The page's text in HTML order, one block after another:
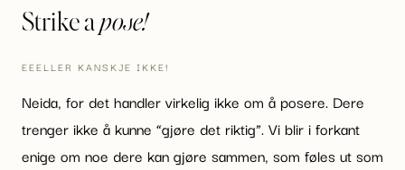
Strike apose!
EEELLER KANSKJE IKKE!
Neida, for det handler virkelig ikke om å posere. Dere
trenger ikke å kunne “gjøre det riktig”. Vi blir i forkant
enige om noe dere kan gjøre sammen, som føles ut som